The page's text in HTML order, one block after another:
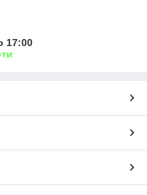
17:00